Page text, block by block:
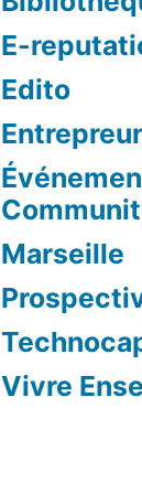
E-
Edito
Marseille
Vivre